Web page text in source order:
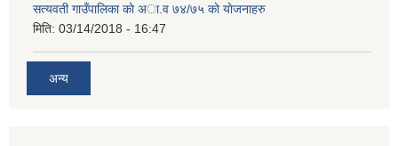
सत्यवती गाउँपालिका काे अा‍.व ७४/७५ काे याेजनाहरु
मिति: 03/14/2018 - 16:47
अन्य